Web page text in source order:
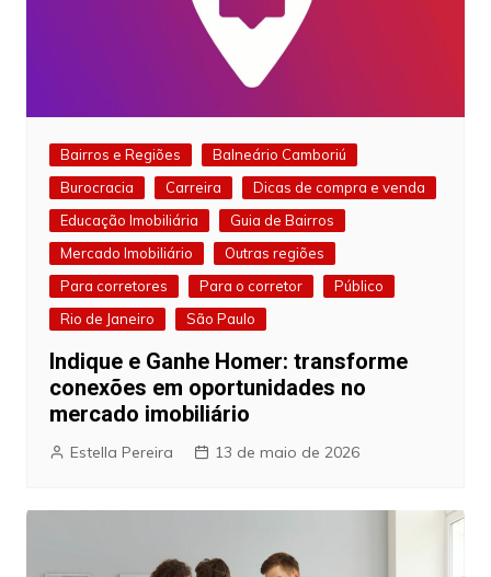
Bairros e Regiões
Balneário Camboriú
Burocracia
Carreira
Dicas de compra e venda
Educação Imobiliária
Guia de Bairros
Mercado Imobiliário
Outras regiões
Para corretores
Para o corretor
Público
Rio de Janeiro
São Paulo
Indique e Ganhe Homer: transforme
conexões em oportunidades no
mercado imobiliário
Estella Pereira 13 de maio de 2026